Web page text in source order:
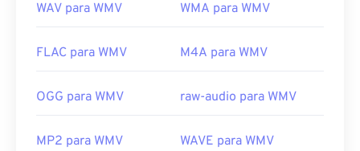
WAV para WMV WMA para WMV
FLAC para WMV M4A para WMV
OGG para WMV raw-audio para WMV
MP2 para WMV WAVE para WMV